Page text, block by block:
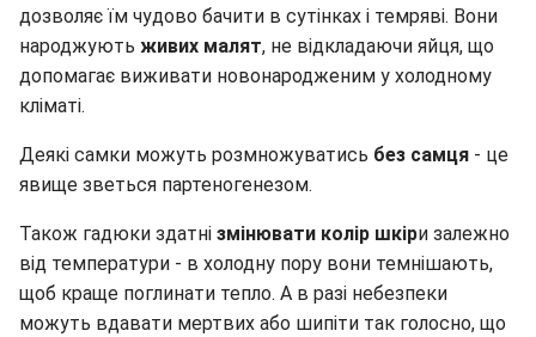
дозволяє їм чудово бачити в сутінках і темряві. Вони
народжують живих малят, не відкладаючи яйця, що
допомагає виживати новонародженим у холодному
кліматі.
Деякі самки можуть розмножуватись без самця - це
явище зветься партеногенезом.
Також гадюки здатні змінювати колір шкіри залежно
від температури - в холодну пору вони темнішають,
щоб краще поглинати тепло. А в разі небезпеки
можуть вдавати мертвих або шипіти так голосно, що